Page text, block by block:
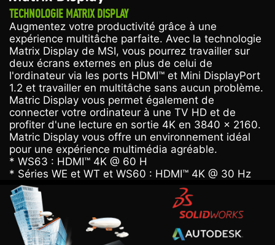
TECHNOLOGIE MATRIX DISPLAY
Augmentez votre productivité grâce à une
expérience multitâche parfaite. Avec la technologie
Matrix Display de MSI, vous pourrez travailler sur
deux écrans externes en plus de celui de
l'ordinateur via les ports HDMI™ et Mini DisplayPort
1.2 et travailler en multitâche sans aucun problème.
Matric Display vous permet également de
connecter votre ordinateur à une TV HD et de
profiter d'une lecture en sortie 4K en 3840 x 2160.
Matric Display vous offre un environnement idéal
pour une expérience multimédia agréable.
* WS63 : HDMI™ 4K @ 60 H
* Séries WE et WT et WS60 : HDMI™ 4K @ 30 Hz